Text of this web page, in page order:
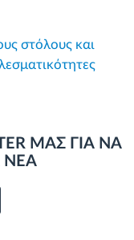
στόλους και
ΜΑΣ ΓΙΑ ΝΑ
ΝΕΑ